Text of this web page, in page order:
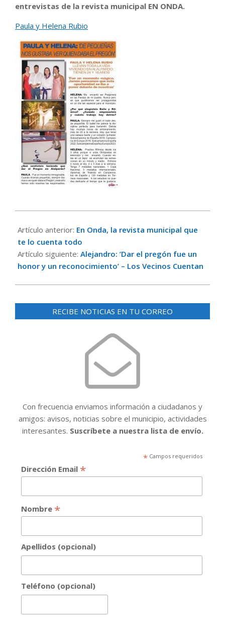
entrevistas de la revista municipal EN ONDA.
Paula y Helena Rubio
09-
15
Artículo anterior: En Onda, la revista municipal que
te lo cuenta todo
Artículo siguiente: Alejandro: ‘Dar el pregón fue un
honor y un reconocimiento’ – Los Vecinos Cuentan
RECIBE NOTICIAS EN TU CORREO
Con frecuencia enviamos información a ciudadanos y
amigos: avisos, noticias sobre el municipio, actividades
interesantes. Suscríbete a nuestra lista de envío.
*Campos requeridos
Dirección Email *
Nombre *
Apellidos (opcional)
Teléfono (opcional)